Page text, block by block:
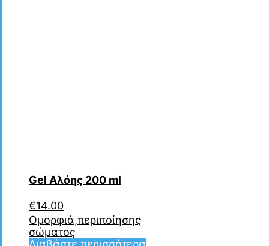
Gel Αλόης 200 ml
€14.00
Ομορφιά,περιποίησης
σώματος